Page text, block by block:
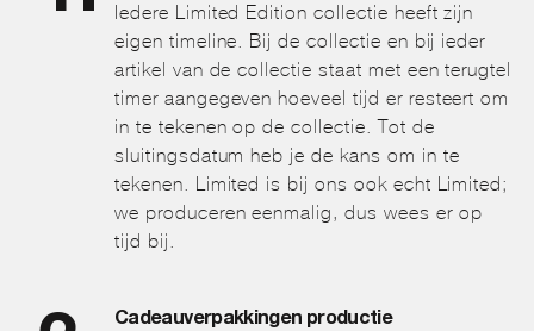
Iedere Limited Edition collectie heeft zijn
eigen timeline. Bij de collectie en bij ieder
artikel van de collectie staat met een terugtel
timer aangegeven hoeveel tijd er resteert om
in te tekenen op de collectie. Tot de
sluitingsdatum heb je de kans om in te
tekenen. Limited is bij ons ook echt Limited;
we produceren eenmalig, dus wees er op
tijd bij.
Cadeauverpakkingen productie